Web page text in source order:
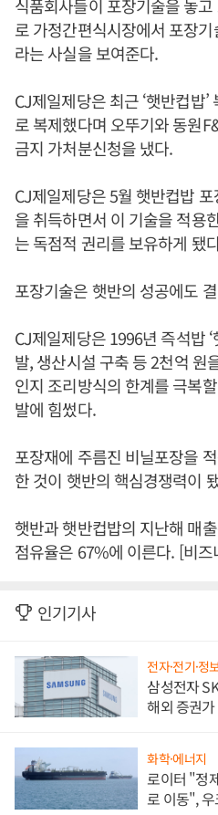
식품회사들이 포장기술을 놓
로 가정간편식시장에서 포장
라는 사실을 보여준다.
CJ제일제당은 최근 ‘햇반컵밥
로 복제했다며 오뚜기와 동원
금지 가처분신청을 냈다.
CJ제일제당은 5월 햇반컵밥
을 취득하면서 이 기술을 적용
는 독점적 권리를 보유하게 됐
포장기술은 햇반의 성공에도
CJ제일제당은 1996년 즉석밥
발, 생산시설 구축 등 2천억 원
인지 조리방식의 한계를 극복
발에 힘썼다.
포장재에 주름진 비닐포장을
한 것이 햇반의 핵심경쟁력이
햇반과 햇반컵밥의 지난해 매
점유율은 67%에 이른다. [비
인기기사
전자·전기·정
삼성전자
해외 증권
화학·에너지
로이터 "정
로 이동",